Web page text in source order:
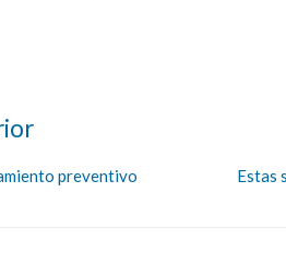
preventivo
Estas